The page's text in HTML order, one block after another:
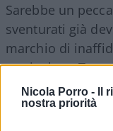
Nicola Porro -
Il
nostra priorità
Sarebbe un
sventurati già
marchio di
curriculum.
sempre
tutta la